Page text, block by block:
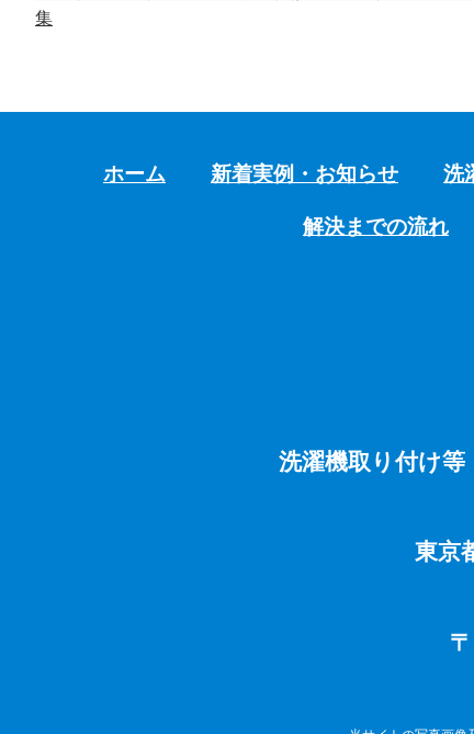
集
ホーム 新着実例・お知らせ 洗
解決までの流れ
洗濯機取り付け
東京